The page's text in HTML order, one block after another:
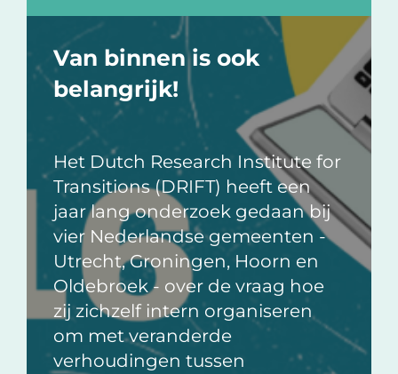
Van binnen is ook
belangrijk!
Het Dutch Research Institute for
Transitions (DRIFT) heeft een
jaar lang onderzoek gedaan bij
vier Nederlandse gemeenten -
Utrecht, Groningen, Hoorn en
Oldebroek - over de vraag hoe
zij zichzelf intern organiseren
om met veranderde
verhoudingen tussen